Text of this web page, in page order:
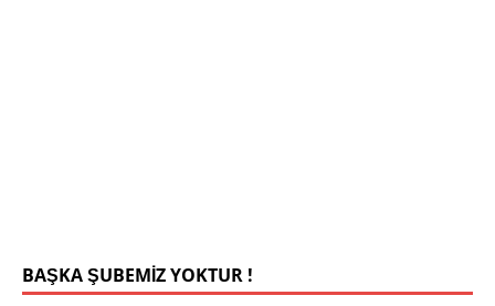
BAŞKA ŞUBEMİZ YOKTUR !